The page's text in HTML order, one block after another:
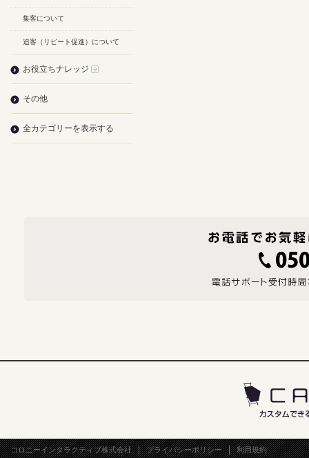
集客について
追客（リピート促進）について
お役立ちナレッジ
その他
全カテゴリーを表示する
コロニーインタラクティブ株式会社 プライバシーポリシー 利用規約